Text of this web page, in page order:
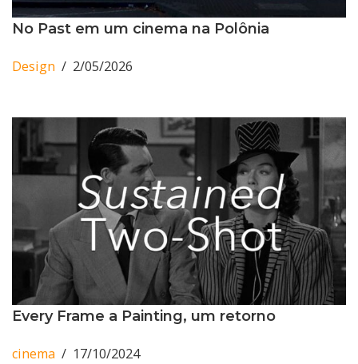
No Past em um cinema na Polônia
Design 2/05/2026
Every Frame a Painting, um retorno
cinema 17/10/2024